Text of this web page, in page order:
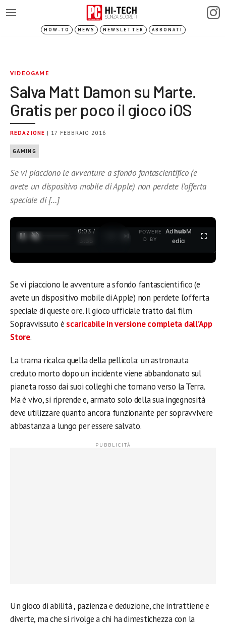
HOW-TO NEWS NEWSLETTER ABBONATI
VIDEOGAME
Salva Matt Damon su Marte.
Gratis per poco il gioco iOS
REDAZIONE | 17 FEBBRAIO 2016
GAMING
Se vi piacciono le avventure a sfondo fantascientifico (e
avete un dispositivo mobile di Apple) non perdete l’offerta
speciale di […]
0:03 /
3:35
POWERE
D BY
AdhubM
edia
Se vi piacciono le avventure a sfondo fantascientifico (e
avete un dispositivo mobile di Apple) non perdete l’offerta
speciale di queste ore. Il gioco ufficiale tratto dal film
Sopravvissuto è scaricabile in versione completa dall’App
Store.
La trama ricalca quella della pellicola: un astronauta
creduto morto dopo un incidente viene abbandonato sul
pianeta rosso dai suoi colleghi che tornano verso la Terra.
Ma è vivo, si riprende e, armato solo della sua ingegnosità
deve utilizzare quanto ancora funzionante per sopravvivere
abbastanza a lungo per essere salvato.
Un gioco di abilità , pazienza e deduzione, che intrattiene e
diverte, ma che si rivolge a chi ha dimestichezza con la